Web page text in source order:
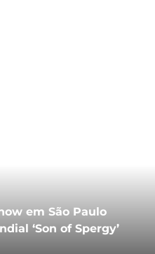
em São Paulo
‘Son of Spergy’